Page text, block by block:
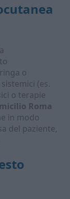
o
(es.
o terapie
Roma
in modo
del paziente,